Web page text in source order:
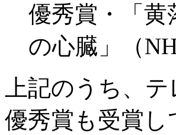
優秀賞・「
の心臓」（
上記のうち、
優秀賞も受賞